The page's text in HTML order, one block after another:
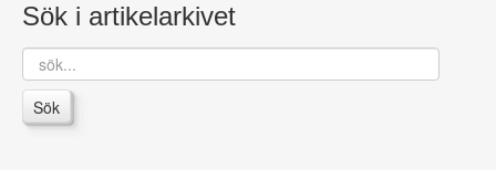
Sök i artikelarkivet
sök...
Sök